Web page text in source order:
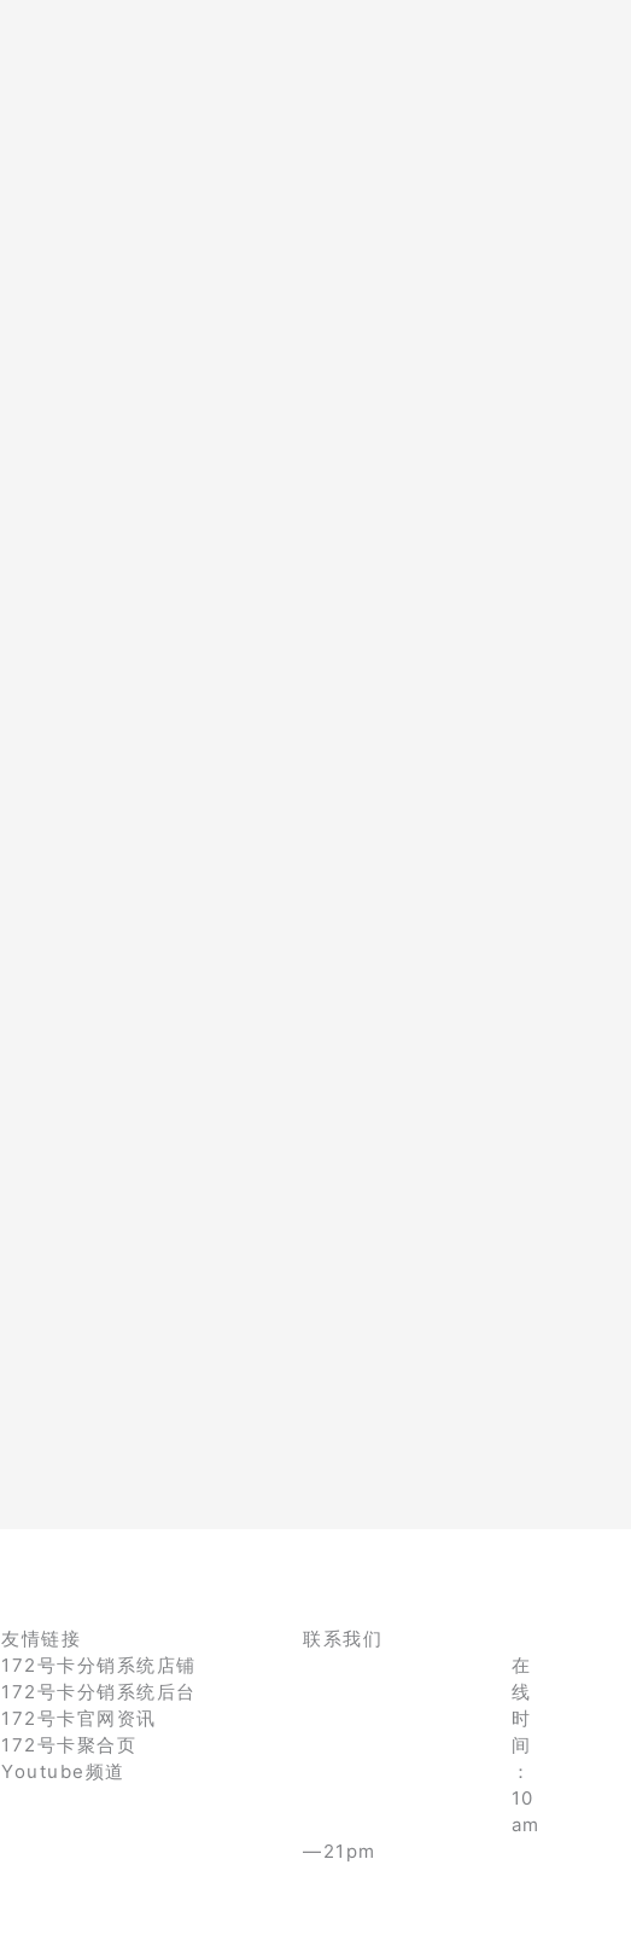
友情链接
172号卡分销系统店铺
172号卡分销系统后台
172号卡官网资讯
172号卡聚合页
Youtube频道
联系我们
在
线
时
间
：
10
am
—21pm